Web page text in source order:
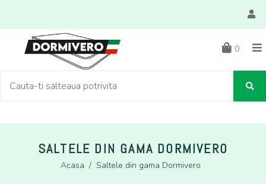
0
SALTELE DIN GAMA DORMIVERO
Acasa / Saltele din gama Dormivero